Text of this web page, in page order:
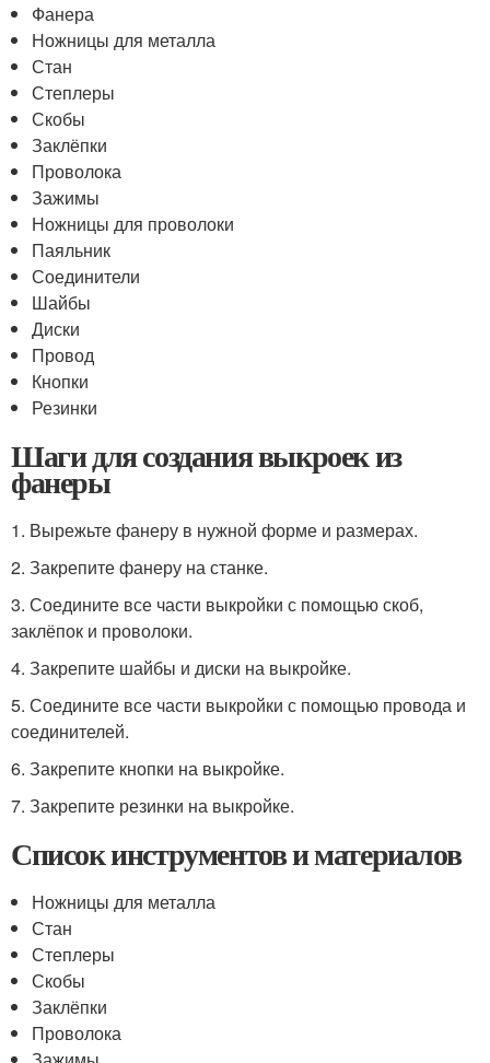
Фанера
Ножницы для металла
Стан
Степлеры
Скобы
Заклёпки
Проволока
Зажимы
Ножницы для проволоки
Паяльник
Соединители
Шайбы
Диски
Провод
Кнопки
Резинки
Шаги для создания выкроек из
фанеры
1. Вырежьте фанеру в нужной форме и размерах.
2. Закрепите фанеру на станке.
3. Соедините все части выкройки с помощью скоб,
заклёпок и проволоки.
4. Закрепите шайбы и диски на выкройке.
5. Соедините все части выкройки с помощью провода и
соединителей.
6. Закрепите кнопки на выкройке.
7. Закрепите резинки на выкройке.
Список инструментов и материалов
Ножницы для металла
Стан
Степлеры
Скобы
Заклёпки
Проволока